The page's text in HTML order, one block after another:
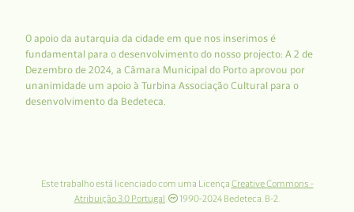
O apoio da autarquia da cidade em que nos inserimos é
fundamental para o desenvolvimento do nosso projecto: A 2 de
Dezembro de 2024, a Câmara Municipal do Porto aprovou por
unanimidade um apoio à Turbina Associação Cultural para o
desenvolvimento da Bedeteca.
Este trabalho está licenciado com uma Licença Creative Commons -
Atribuição 3.0 Portugal. 1990-2024 Bedeteca. B-2.